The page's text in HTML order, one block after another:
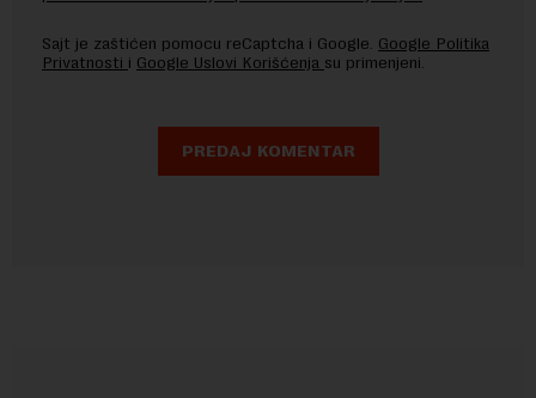
Sajt je zaštićen pomocu reCaptcha i Google. Google Politika
Privatnosti i Google Uslovi Korišćenja su primenjeni.